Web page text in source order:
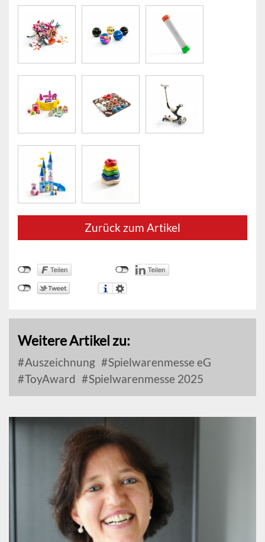
Zurück zum Artikel
Weitere Artikel zu:
Auszeichnung
Spielwarenmesse eG
ToyAward
Spielwarenmesse 2025